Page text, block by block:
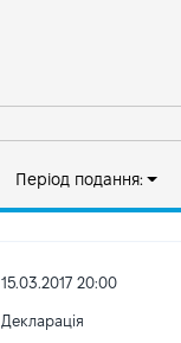
Період подання:
15.03.2017 20:00
Декларація